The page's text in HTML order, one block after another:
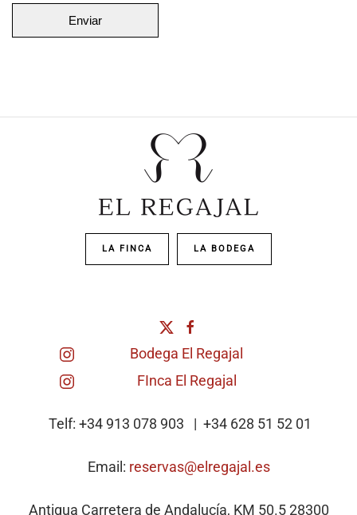
LA FINCA LA BODEGA
Bodega El Regajal
FInca El Regajal
Telf: +34 913 078 903 | +34 628 51 52 01
Email: reservas@elregajal.es
Antigua Carretera de Andalucía, KM 50.5 28300